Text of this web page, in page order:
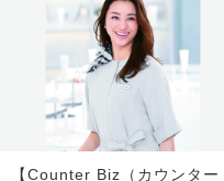
【Counter Biz（カウンター